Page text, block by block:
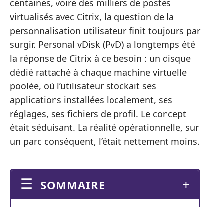
centaines, voire des milliers de postes
virtualisés avec Citrix, la question de la
personnalisation utilisateur finit toujours par
surgir. Personal vDisk (PvD) a longtemps été
la réponse de Citrix à ce besoin : un disque
dédié rattaché à chaque machine virtuelle
poolée, où l’utilisateur stockait ses
applications installées localement, ses
réglages, ses fichiers de profil. Le concept
était séduisant. La réalité opérationnelle, sur
un parc conséquent, l’était nettement moins.
SOMMAIRE